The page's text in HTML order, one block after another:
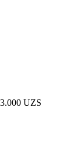
UZS